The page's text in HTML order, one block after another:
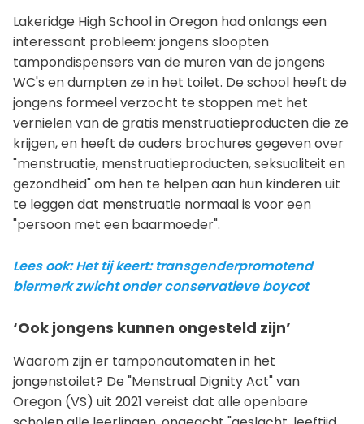
Lakeridge High School in Oregon had onlangs een
interessant probleem: jongens sloopten
tampondispensers van de muren van de jongens
WC's en dumpten ze in het toilet. De school heeft de
jongens formeel verzocht te stoppen met het
vernielen van de gratis menstruatieproducten die ze
krijgen, en heeft de ouders brochures gegeven over
"menstruatie, menstruatieproducten, seksualiteit en
gezondheid" om hen te helpen aan hun kinderen uit
te leggen dat menstruatie normaal is voor een
"persoon met een baarmoeder".
Lees ook: Het tij keert: transgenderpromotend
biermerk zwicht onder conservatieve boycot
‘Ook jongens kunnen ongesteld zijn’
Waarom zijn er tamponautomaten in het
jongenstoilet? De "Menstrual Dignity Act" van
Oregon (VS) uit 2021 vereist dat alle openbare